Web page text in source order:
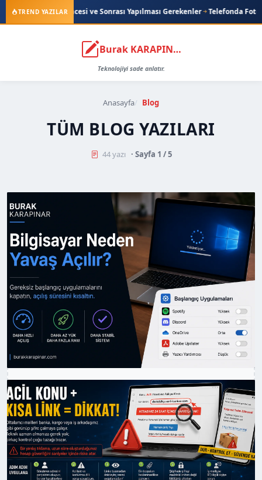
TREND YAZILAR
ve Sonrası Yapılması Gerekenler Telefonda Fotoğrafları Silmeden
Burak KARAPINAR
Teknolojiyi sade anlatır.
Anasayfa Blog
TÜM BLOG YAZILARI
44 yazı · Sayfa 1 / 5